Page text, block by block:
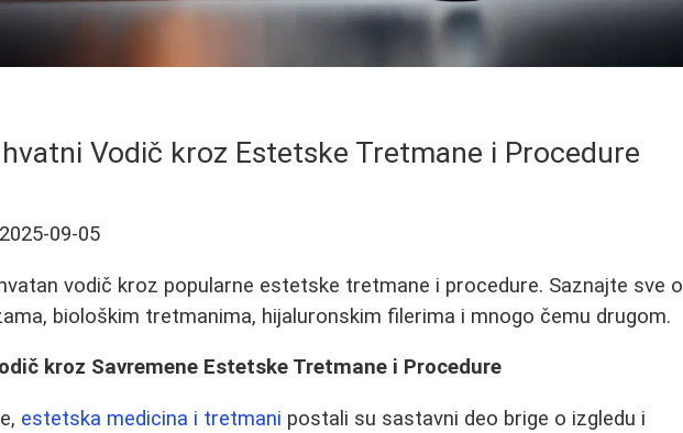
Vodič kroz Estetske Tretmane i Procedure
2025-09-05
vodič kroz popularne estetske tretmane i procedure. Saznajte sve o
biološkim tretmanima, hijaluronskim filerima i mnogo čemu drugom.
kroz Savremene Estetske Tretmane i Procedure
estetska medicina i tretmani postali su sastavni deo brige o izgledu i